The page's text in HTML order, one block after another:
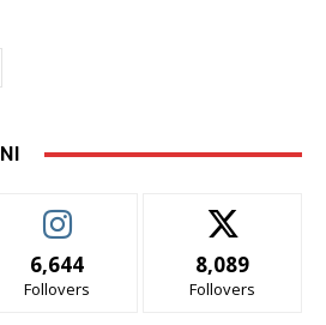
6,644
Follovers
8,089
Follovers